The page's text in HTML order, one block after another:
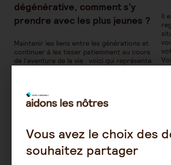
dégénérative, comment s’y
prendre avec les plus jeunes ?
Maintenir les liens entre les générations et
continuer à les tisser patiemment au cours
de l’aventure de la vie : voici qui représente
concerne…
Il
1 2 3
Vous avez le choix des
souhaitez partager